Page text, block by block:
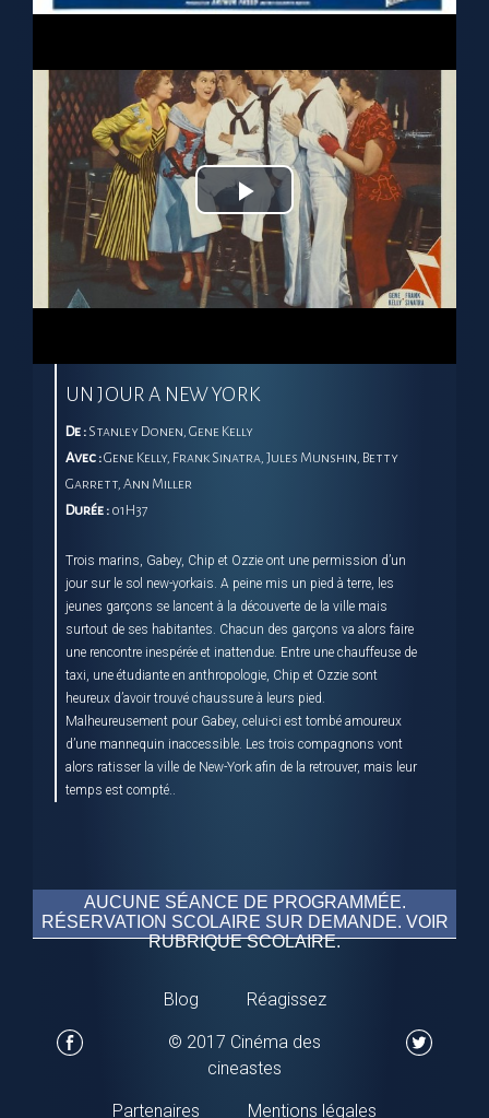
Play
Video
UN JOUR A NEW YORK
De : Stanley Donen, Gene Kelly
Avec :Gene Kelly, Frank Sinatra, Jules Munshin, Betty
Garrett, Ann Miller
Durée : 01H37
Trois marins, Gabey, Chip et Ozzie ont une permission d’un
jour sur le sol new-yorkais. A peine mis un pied à terre, les
jeunes garçons se lancent à la découverte de la ville mais
surtout de ses habitantes. Chacun des garçons va alors faire
une rencontre inespérée et inattendue. Entre une chauffeuse de
taxi, une étudiante en anthropologie, Chip et Ozzie sont
heureux d’avoir trouvé chaussure à leurs pied.
Malheureusement pour Gabey, celui-ci est tombé amoureux
d’une mannequin inaccessible. Les trois compagnons vont
alors ratisser la ville de New-York afin de la retrouver, mais leur
temps est compté..
AUCUNE SÉANCE DE PROGRAMMÉE.
RÉSERVATION SCOLAIRE SUR DEMANDE. VOIR
RUBRIQUE SCOLAIRE.
Blog Réagissez
© 2017 Cinéma des
cineastes
Partenaires Mentions légales